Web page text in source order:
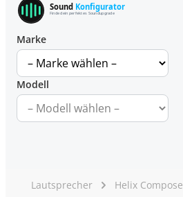
Sound Konfigurator
Finde dein perfektes Soundupgrade
Marke
Modell
Lautsprecher Helix Compose